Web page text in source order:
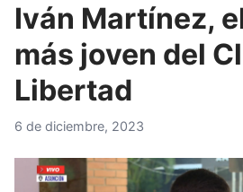
Iván Martínez,
más joven del
Libertad
6 de diciembre, 2023